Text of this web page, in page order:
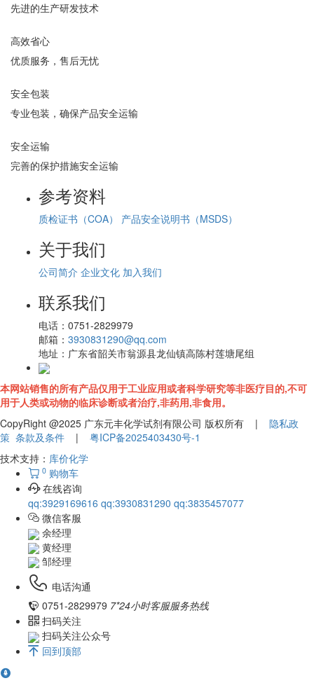
先进的生产研发技术
高效省心
优质服务，售后无忧
安全包装
专业包装，确保产品安全运输
安全运输
完善的保护措施安全运输
参考资料
质检证书（COA） 产品安全说明书（MSDS）
关于我们
公司简介 企业文化 加入我们
联系我们
电话： 0751-2829979
邮箱： 3930831290@qq.com
地址： 广东省韶关市翁源县龙仙镇高陈村莲塘尾组
本网站销售的所有产品仅用于工业应用或者科学研究等非医疗目的,不可
用于人类或动物的临床诊断或者治疗,非药用,非食用。
CopyRight @2025 广东元丰化学试剂有限公司 版权所有 | 隐私政
策 条款及条件 | 粤ICP备2025403430号-1
技术支持： 库价化学
0 购物车
在线咨询
qq:3929169616 qq:3930831290 qq:3835457077
微信客服
余经理
黄经理
邹经理
电话沟通
0751-2829979 7*24小时客服服务热线
扫码关注
扫码关注公众号
回到顶部